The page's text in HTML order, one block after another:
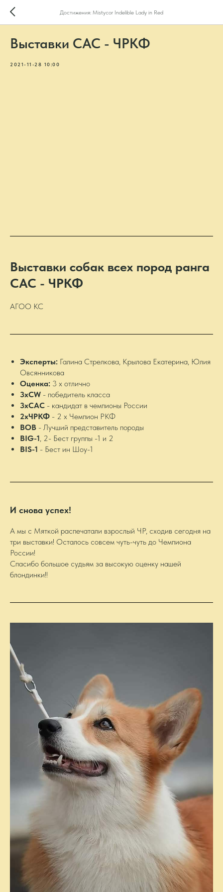
Достижения: Mistycor Indelible Lady in Red
Выставки САС - ЧРКФ
2021-11-28 10:00
Выставки собак всех пород ранга
САС - ЧРКФ
АГОО КС
Эксперты: Галина Стрелкова, Крылова Екатерина, Юлия
Овсянникова
Оценка: 3 х отлично
3хCW - победитель класса
3хCAC - кандидат в чемпионы России
2хЧРКФ - 2 х Чемпион РКФ
BOB - Лучший представитель породы
BIG-1 , 2- Бест группы -1 и 2
BIS-1 - Бест ин Шоу-1
И снова успех!
А мы с Мяткой распечатали взрослый ЧР, сходив сегодня на
три выставки! Осталось совсем чуть-чуть до Чемпиона
России!
Спасибо большое судьям за высокую оценку нашей
блондинки!!